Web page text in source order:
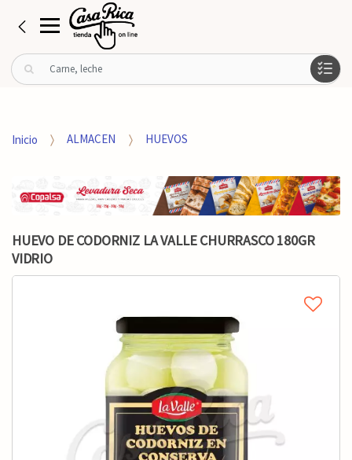
B
u
rInicio ALMACEN HUEVOS
HUEVO DE CODORNIZ LA VALLE CHURRASCO 180GR
VIDRIO